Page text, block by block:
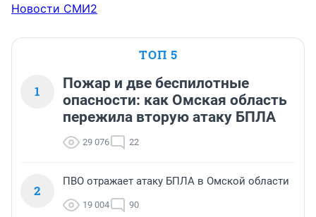
Новости СМИ2
ТОП 5
1
Пожар и две беспилотные
опасности: как Омская область
пережила вторую атаку БПЛА
29 076 22
2
ПВО отражает атаку БПЛА в Омской области
19 004 90